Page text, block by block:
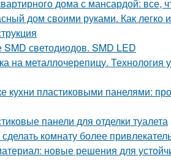
дома с мансардой: все,
дом своими руками. Как
светодиодов. SMD LED
на металлочерепицу. Технология
кухни пластиковыми панелями:
панели для отделки туалета
комнату более
новые решения для